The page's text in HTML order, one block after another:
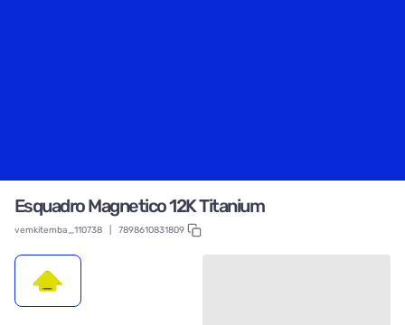
Esquadro Magnetico 12K Titanium
vemkitemba_110738 7898610831809